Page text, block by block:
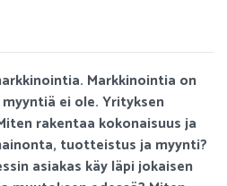
Markkinointia on
ei ole. Yrityksen
rakentaa kokonaisuus ja
tuotteistus ja myynti?
asiakas käy läpi jokaisen